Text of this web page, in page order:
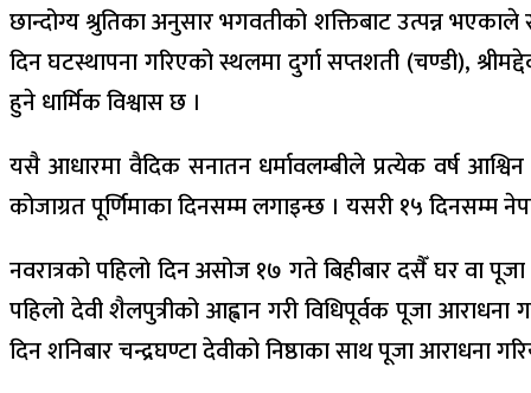
छान्दोग्य श्रुतिका अनुसार भगवतीको शक्तिबाट उत्पन्न
दिन घटस्थापना गरिएको स्थलमा दुर्गा सप्तशती (चण्डी),
हुने धार्मिक विश्वास छ ।
यसै आधारमा वैदिक सनातन धर्मावलम्बीले प्रत्येक वर्ष
कोजाग्रत पूर्णिमाका दिनसम्म लगाइन्छ । यसरी १५ दिनसम्म
नवरात्रको पहिलो दिन असोज १७ गते बिहीबार दसैँ घर वा
पहिलो देवी शैलपुत्रीको आह्वान गरी विधिपूर्वक पूजा आराधना
दिन शनिबार चन्द्रघण्टा देवीको निष्ठाका साथ पूजा आराधना